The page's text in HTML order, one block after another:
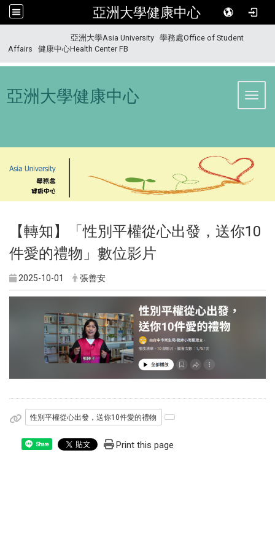
亞洲大學健康中心
亞洲大學Asia University
學務處Office of Student
Affairs
健康中心Health Center FB
亞洲大學健康中心
【轉知】「性別平權從心出發，送你10
件愛的禮物」數位影片
2025-10-01 張善安
性別平權從心出發，送你10件愛的禮物
Share Print this page